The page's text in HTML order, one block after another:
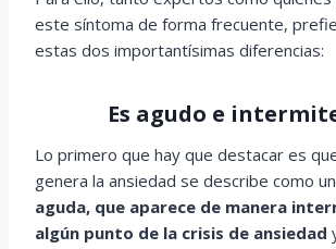
este síntoma de forma frecuente,
estas dos importantísimas diferencias:
Es agudo e
Lo primero que hay que destacar es
genera la ansiedad se describe como
aguda, que aparece de manera
algún punto de la crisis de ansiedad